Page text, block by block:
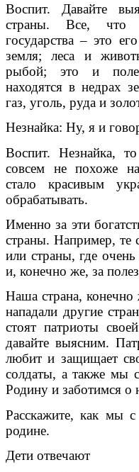
Воспит. Давайте
страны. Все, что
государства – это
земля; леса и
рыбой; это и
находятся в недрах
газ, уголь, руда и
Незнайка: Ну, я и
Воспит. Незнайка,
совсем не похоже
стало красивым
обрабатывать.
Именно за эти
страны. Например, те
или страны, где
и, конечно же, за
Наша страна, конечно
нападали другие
стоят патриоты
давайте выясним.
любит и защищает
солдаты, а также
Родину и заботимся о
Расскажите, как мы
родине.
Дети отвечают